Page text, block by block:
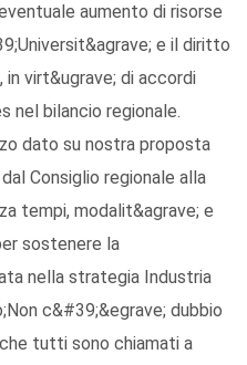
aumento di risorse
e il diritto
virt&ugrave; di accordi
nel bilancio regionale.
dato su nostra proposta
Consiglio regionale alla
tempi, modalit&agrave; e
sostenere la
nella strategia Industria
c&#39;&egrave; dubbio
tutti sono chiamati a